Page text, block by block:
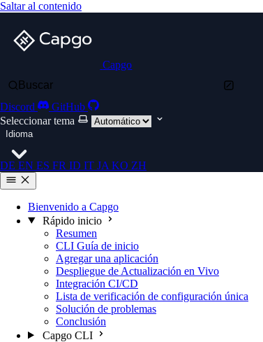
Saltar al contenido
Capgo
Buscar
Discord
GitHub
Seleccionar tema
Idioma
DE EN ES FR ID IT JA KO ZH
Bienvenido a Capgo
Rápido inicio
Resumen
CLI Guía de inicio
Agregar una aplicación
Despliegue de Actualización en Vivo
Integración CI/CD
Lista de verificación de configuración única
Solución de problemas
Conclusión
Capgo CLI